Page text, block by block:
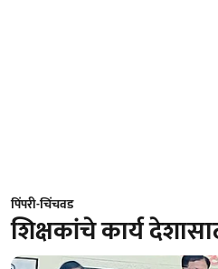
पिंपरी-चिंचवड
शिक्षकांचे कार्य